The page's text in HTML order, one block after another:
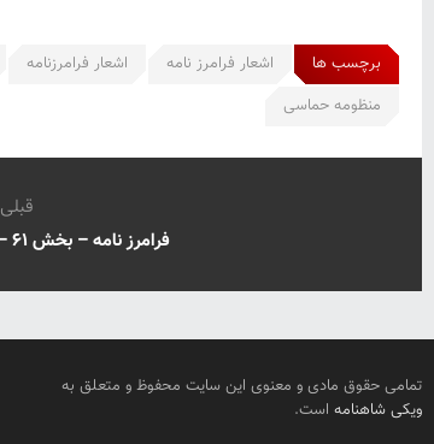
برچسب ها اشعار فرامرز نامه اشعار فرامرزنامه
منظومه حماسی
قبلی
فرامرز نامه – بخش ۶۱ – سؤال کردن فرامرز
تمامی حقوق مادی و معنوی این سایت محفوظ و متعلق به
ویکی شاهنامه است.